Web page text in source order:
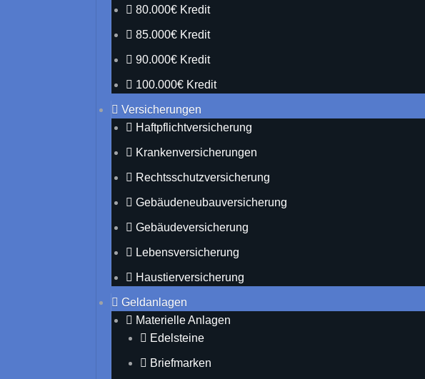
80.000€ Kredit
85.000€ Kredit
90.000€ Kredit
100.000€ Kredit
Versicherungen
Haftpflichtversicherung
Krankenversicherungen
Rechtsschutzversicherung
Gebäudeneubauversicherung
Gebäudeversicherung
Lebensversicherung
Haustierversicherung
Geldanlagen
Materielle Anlagen
Edelsteine
Briefmarken